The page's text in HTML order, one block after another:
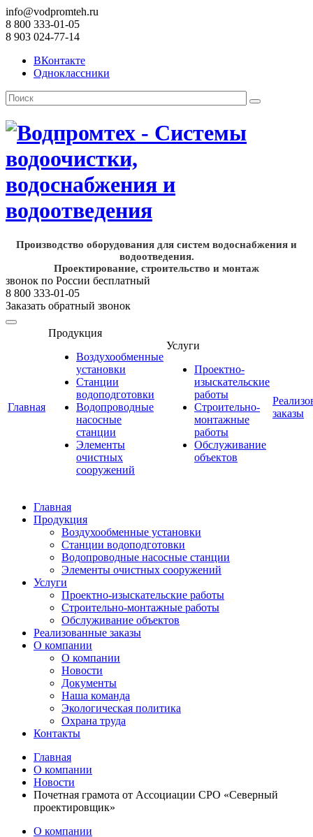
info@vodpromteh.ru
8 800 333-01-05
8 903 024-77-14
ВКонтакте
Одноклассники
Производство оборудования для систем водоснабжения и
водоотведения.
Проектирование, строительство и монтаж
звонок по России бесплатный
8 800 333-01-05
Заказать обратный звонок
Главная
Продукция
Воздухообменные
установки
Станции
водоподготовки
Водопроводные
насосные
станции
Элементы
очистных
сооружений
Услуги
Проектно-
изыскательские
работы
Строительно-
монтажные
работы
Обслуживание
объектов
заказы
Главная
Продукция
Воздухообменные установки
Станции водоподготовки
Водопроводные насосные станции
Элементы очистных сооружений
Услуги
Проектно-изыскательские работы
Строительно-монтажные работы
Обслуживание объектов
Реализованные заказы
О компании
О компании
Новости
Документы
Наша команда
Экологическая политика
Охрана труда
Контакты
Главная
О компании
Новости
Почетная грамота от Ассоциации СРО «Северный
проектировщик»
О компании